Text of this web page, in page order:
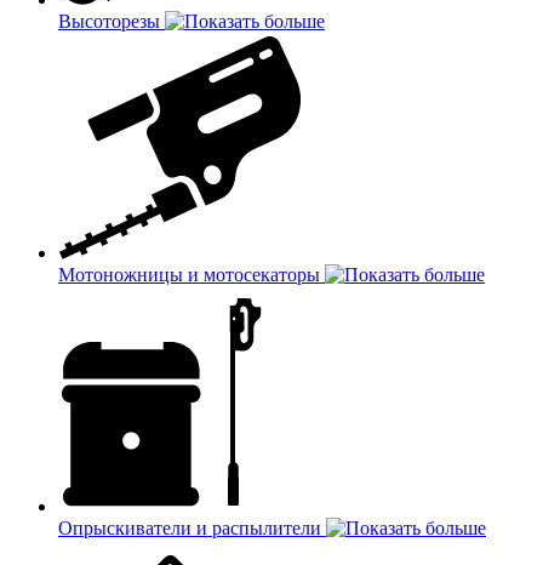
Высоторезы
Мотоножницы и мотосекаторы
Опрыскиватели и распылители